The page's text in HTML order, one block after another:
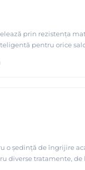
prin rezistența
pentru orice
o ședință de îngrijire
diverse tratamente,